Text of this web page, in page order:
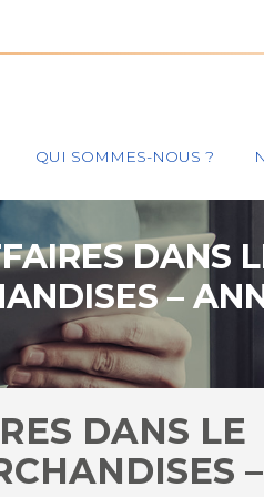
Principal
QUI SOMMES-NOUS ?
DANS
–
DANS LE
–